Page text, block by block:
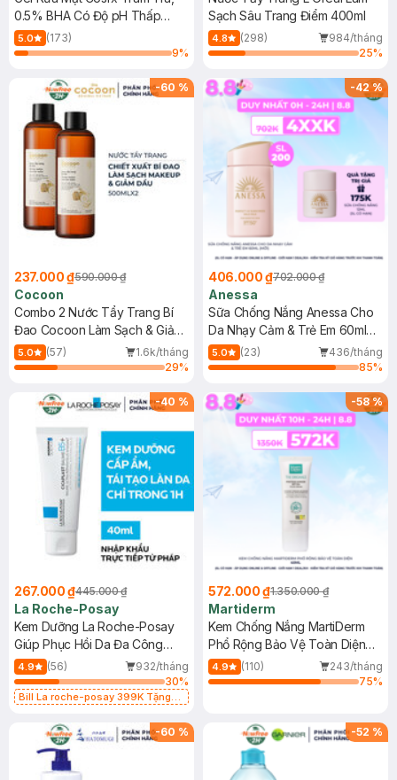
0.5% BHA Có Độ pH Thấp
150ml
5.0
(173)
9%
Sạch Sâu Trang Điểm 400ml
4.8 (298)
984/tháng
25%
-60 %
237.000 ₫590.000 ₫
Cocoon
Combo 2 Nước Tẩy Trang Bí
Đao Cocoon Làm Sạch & Giảm
Dầu 500ml
5.0 (57)
1.6k/tháng
29%
-42%
406.000 ₫702.000 ₫
Anessa
Sữa Chống Nắng Anessa Cho
Da Nhạy Cảm & Trẻ Em 60ml
(Mới)
5.0 (23)
436/tháng
85%
-40 %
267.000 ₫445.000 ₫
La Roche-Posay
Kem Dưỡng La Roche-Posay
Giúp Phục Hồi Da Đa Công
Dụng 40ml
4.9 (56)
932/tháng
30%
Bill La roche-posay 399K Tặng
(SL có hạn)
-58%
572.000 ₫1.350.000 ₫
Martiderm
Kem Chống Nắng MartiDerm
Phổ Rộng Bảo Vệ Toàn Diện
40ml
4.9 (110)
243/tháng
75%
-60 % -52 %